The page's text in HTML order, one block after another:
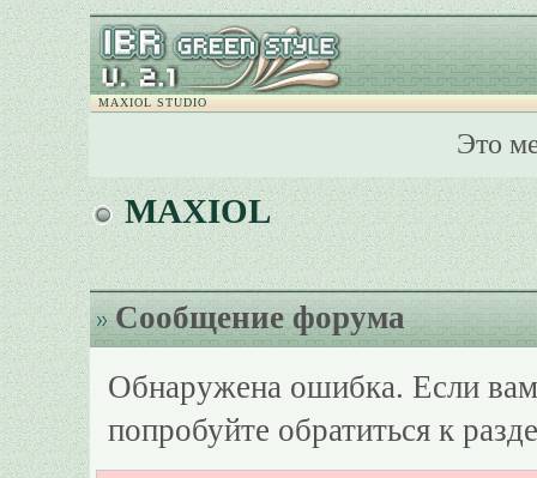
MAXIOL STUDIO
Это
MAXIOL
Сообщение форума
Обнаружена ошибка. Если
попробуйте обратиться к